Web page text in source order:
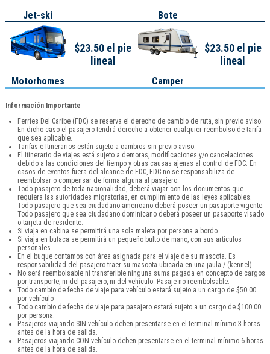
Jet-ski Bote
Motorhomes
$23.50 el pie
lineal
Camper
$23.50 el pie
lineal
Información Importante
Ferries Del Caribe (FDC) se reserva el derecho de cambio de ruta, sin previo aviso.
En dicho caso el pasajero tendrá derecho a obtener cualquier reembolso de tarifa
que sea aplicable.
Tarifas e Itinerarios están sujeto a cambios sin previo aviso.
El Itinerario de viajes está sujeto a demoras, modificaciones y/o cancelaciones
debido a las condiciones del tiempo y otras causas ajenas al control de FDC. En
casos de eventos fuera del alcance de FDC, FDC no se responsabiliza de
reembolsar o compensar de forma alguna al pasajero.
Todo pasajero de toda nacionalidad, deberá viajar con los documentos que
requiera las autoridades migratorias, en cumplimiento de las leyes aplicables.
Todo pasajero que sea ciudadano americano deberá poseer un pasaporte vigente.
Todo pasajero que sea ciudadano dominicano deberá poseer un pasaporte visado
o tarjeta de residente.
Si viaja en cabina se permitirá una sola maleta por persona a bordo.
Si viaja en butaca se permitirá un pequeño bulto de mano, con sus artículos
personales.
En el buque contamos con área asignada para el viaje de su mascota. Es
responsabilidad del pasajero traer su mascota ubicada en una jaula / (kennel).
No será reembolsable ni transferible ninguna suma pagada en concepto de cargos
por transporte; ni del pasajero, ni del vehículo. Pasaje no reembolsable.
Todo cambio de fecha de viaje para vehículo estará sujeto a un cargo de $50.00
por vehículo
Todo cambio de fecha de viaje para pasajero estará sujeto a un cargo de $100.00
por persona.
Pasajeros viajando SIN vehículo deben presentarse en el terminal mínimo 3 horas
antes de la hora de salida.
Pasajeros viajando CON vehículo deben presentarse en el terminal mínimo 6 horas
antes de la hora de salida.